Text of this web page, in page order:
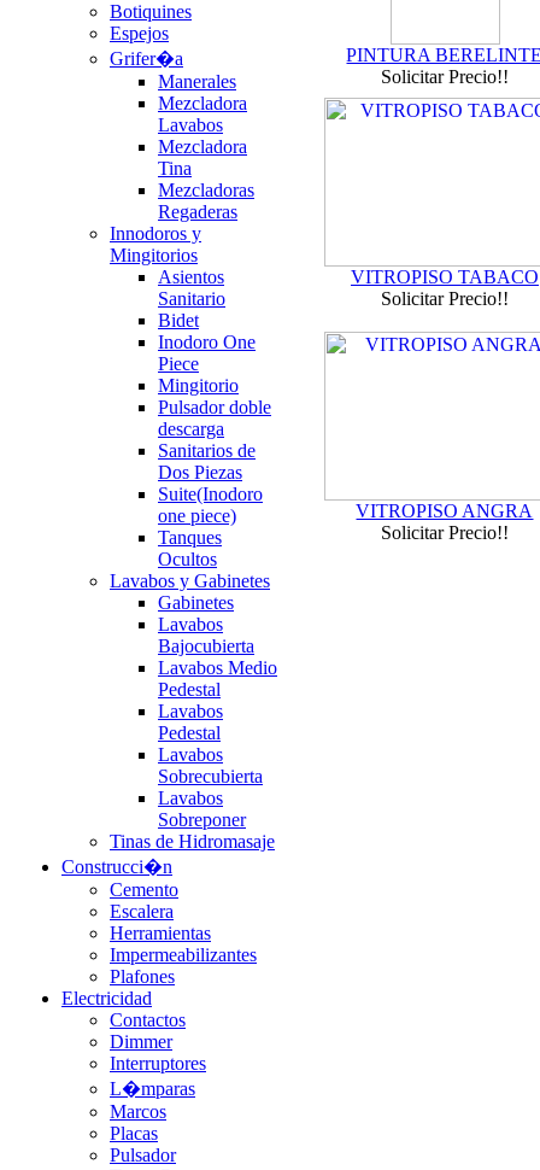
Botiquines
Espejos
Grifer�a
Manerales
Mezcladora
Lavabos
Mezcladora
Tina
Mezcladoras
Regaderas
Innodoros y
Mingitorios
Asientos
Sanitario
Bidet
Inodoro One
Piece
Mingitorio
Pulsador doble
descarga
Sanitarios de
Dos Piezas
Suite(Inodoro
one piece)
Tanques
Ocultos
Lavabos y Gabinetes
Gabinetes
Lavabos
Bajocubierta
Lavabos Medio
Pedestal
Lavabos
Pedestal
Lavabos
Sobrecubierta
Lavabos
Sobreponer
Tinas de Hidromasaje
Construcci�n
Cemento
Escalera
Herramientas
Impermeabilizantes
Plafones
Electricidad
Contactos
Dimmer
Interruptores
L�mparas
Marcos
Placas
Pulsador
PINTURA
Solicitar Precio!!
VITROPISO TABACO
Solicitar Precio!!
VITROPISO ANGRA
Solicitar Precio!!